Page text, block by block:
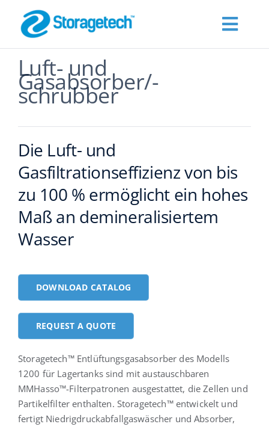
content
Publications
Fordern Sie ein Angebot an
Luft- und
Gasabsorber/-
schrubber
Die Luft- und
Gasfiltrationseffizienz von bis
zu 100 % ermöglicht ein hohes
Maß an demineralisiertem
Wasser
DOWNLOAD CATALOG
REQUEST A QUOTE
Storagetech™ Entlüftungsgasabsorber des Modells
1200 für Lagertanks sind mit austauschbaren
MMHasso™-Filterpatronen ausgestattet, die Zellen und
Partikelfilter enthalten. Storagetech™ entwickelt und
fertigt Niedrigdruckabfallgaswäscher und Absorber,